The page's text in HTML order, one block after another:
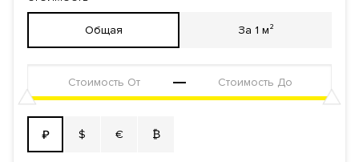
территории нет коммерческих помещений и случайных
технология тишины Perfect Silence. Она защищает от всех
видов и источников проникновения шума на уровне
квартиры и систем комфорта и работает по принципу
взаимной тишины. Каждый житель уверен, что у соседей
тоже есть звукоизоляция.
Общая За 1 м²
₽ $ € ₿